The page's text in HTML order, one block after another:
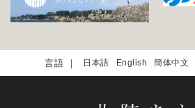
日本語 English 簡体中文